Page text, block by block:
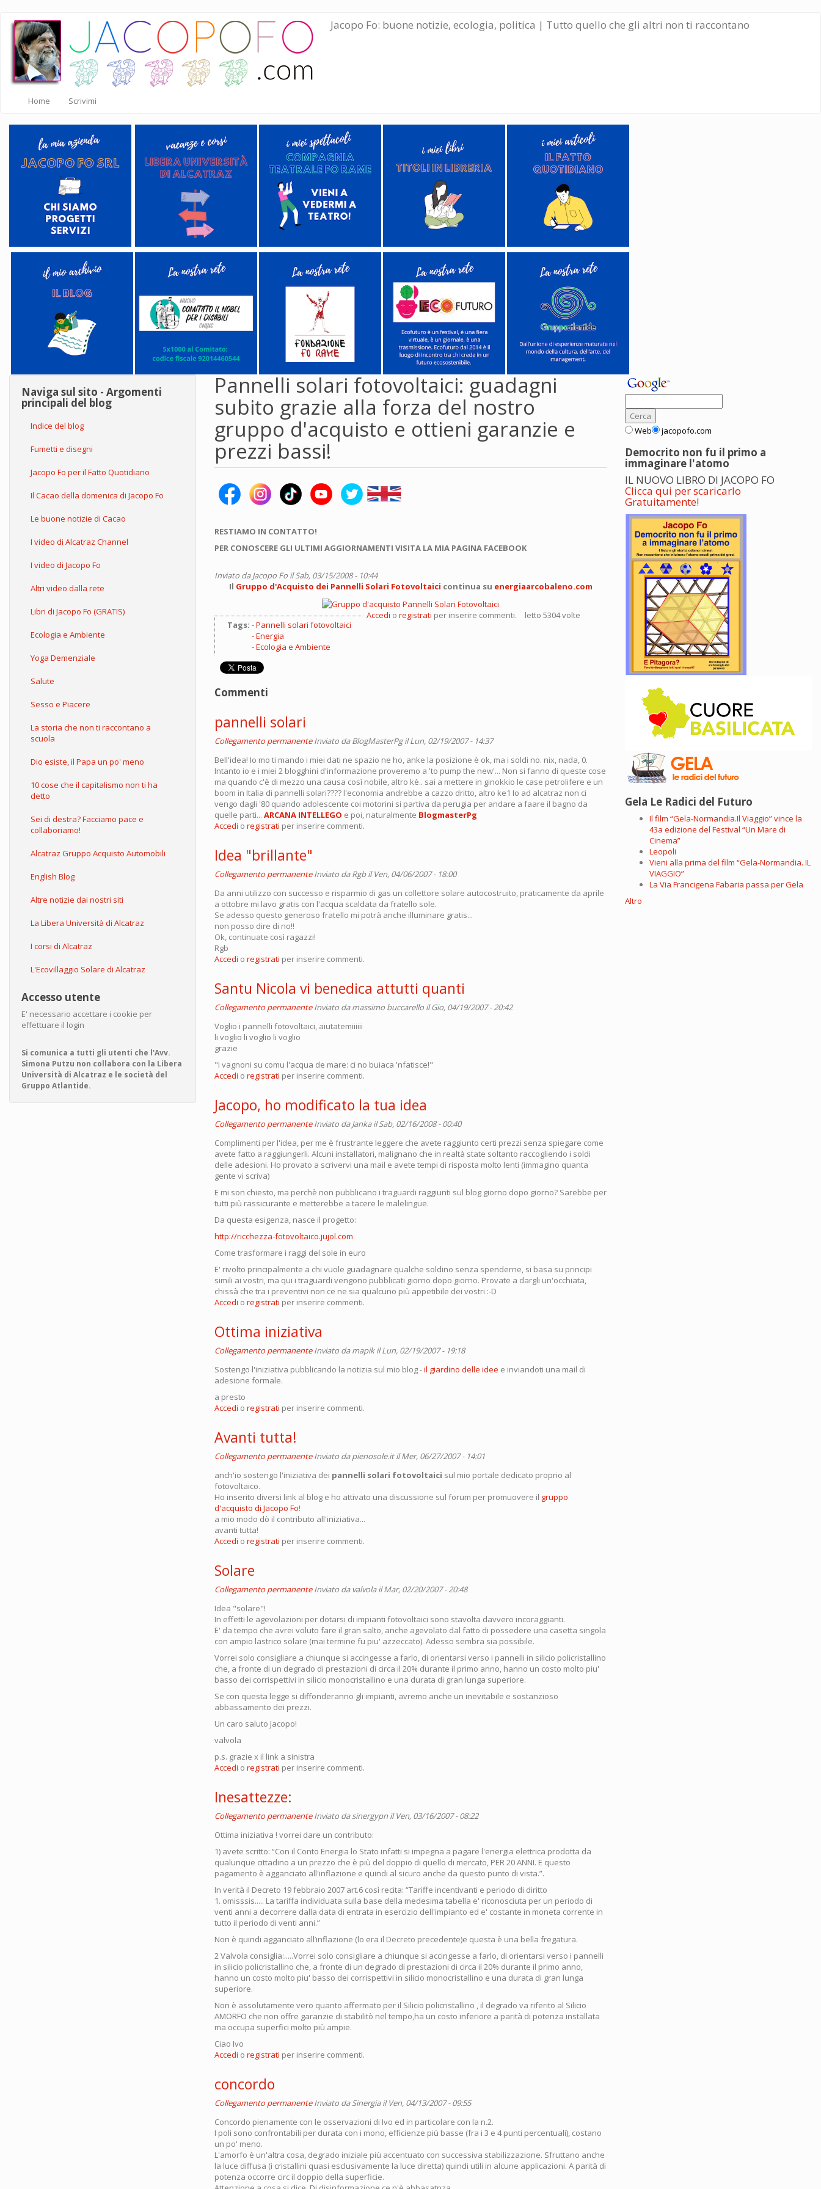
Salta
contenuto
principale
Jacopo Fo: buone notizie, ecologia, politica | Tutto quello che gli altri non ti raccontano
Home Scrivimi
Naviga sul sito - Argomenti
principali del blog
Indice del blog
Fumetti e disegni
Jacopo Fo per il Fatto Quotidiano
Il Cacao della domenica di Jacopo Fo
Le buone notizie di Cacao
I video di Alcatraz Channel
I video di Jacopo Fo
Altri video dalla rete
Libri di Jacopo Fo (GRATIS)
Ecologia e Ambiente
Yoga Demenziale
Salute
Sesso e Piacere
La storia che non ti raccontano a
scuola
Dio esiste, il Papa un po' meno
10 cose che il capitalismo non ti ha
detto
Sei di destra? Facciamo pace e
collaboriamo!
Alcatraz Gruppo Acquisto Automobili
English Blog
Altre notizie dai nostri siti
La Libera Università di Alcatraz
I corsi di Alcatraz
L'Ecovillaggio Solare di Alcatraz
Accesso utente
E' necessario accettare i cookie per
effettuare il login
Si comunica a tutti gli utenti che l'Avv.
Simona Putzu non collabora con la Libera
Università di Alcatraz e le società del
Gruppo Atlantide.
Pannelli solari fotovoltaici: guadagni
subito grazie alla forza del nostro
gruppo d'acquisto e ottieni garanzie e
prezzi bassi!
RESTIAMO IN CONTATTO!
PER CONOSCERE GLI ULTIMI AGGIORNAMENTI VISITA LA MIA PAGINA FACEBOOK
Inviato daJacopo Fo il Sab, 03/15/2008 - 10:44
Il Gruppo d'Acquisto dei Pannelli Solari Fotovoltaici continua su energiaarcobaleno.com
Tags:
Pannelli solari fotovoltaici
Energia
Ecologia e Ambiente
Accedi o registrati per inserire commenti. letto 5304 volte
Commenti
pannelli solari
Collegamento permanente Inviato daBlogMasterPgil Lun, 02/19/2007 - 14:37
Bell'idea! Io mo ti mando i miei dati ne spazio ne ho, anke la posizione è ok, ma i soldi no. nix, nada, 0.
Intanto io e i miei 2 blogghini d'informazione proveremo a 'to pump the new'... Non si fanno di queste cose
ma quando c'è di mezzo una causa così nobile, altro kè.. sai a mettere in ginokkio le case petrolifere e un
boom in Italia di pannelli solari???? l'economia andrebbe a cazzo dritto, altro ke1 Io ad alcatraz non ci
vengo dagli '80 quando adolescente coi motorini si partiva da perugia per andare a faare il bagno da
quelle parti... ARCANA INTELLEGO e poi, naturalmente BlogmasterPg
Accedi o registrati per inserire commenti.
Idea "brillante"
Collegamento permanente Inviato daRgbil Ven, 04/06/2007 - 18:00
Da anni utilizzo con successo e risparmio di gas un collettore solare autocostruito, praticamente da aprile
a ottobre mi lavo gratis con l'acqua scaldata da fratello sole.
Se adesso questo generoso fratello mi potrà anche illuminare gratis...
non posso dire di no!!
Ok, continuate così ragazzi!
Rgb
Accedi o registrati per inserire commenti.
Santu Nicola vi benedica attutti quanti
Collegamento permanente Inviato damassimo buccarello il Gio, 04/19/2007 - 20:42
Voglio i pannelli fotovoltaici, aiutatemiiiiii
li voglio li voglio li voglio
grazie
"i vagnoni su comu l'acqua de mare: ci no buiaca 'nfatisce!"
Accedi o registrati per inserire commenti.
Jacopo, ho modificato la tua idea
Collegamento permanente Inviato daJankail Sab, 02/16/2008 - 00:40
Complimenti per l'idea, per me è frustrante leggere che avete raggiunto certi prezzi senza spiegare come
avete fatto a raggiungerli. Alcuni installatori, malignano che in realtà state soltanto raccogliendo i soldi
delle adesioni. Ho provato a scrivervi una mail e avete tempi di risposta molto lenti (immagino quanta
gente vi scriva)
E mi son chiesto, ma perchè non pubblicano i traguardi raggiunti sul blog giorno dopo giorno? Sarebbe per
tutti più rassicurante e metterebbe a tacere le malelingue.
Da questa esigenza, nasce il progetto:
http://ricchezza-fotovoltaico.jujol.com
Come trasformare i raggi del sole in euro
E' rivolto principalmente a chi vuole guadagnare qualche soldino senza spenderne, si basa su principi
simili ai vostri, ma qui i traguardi vengono pubblicati giorno dopo giorno. Provate a dargli un'occhiata,
chissà che tra i preventivi non ce ne sia qualcuno più appetibile dei vostri :-D
Accedi o registrati per inserire commenti.
Ottima iniziativa
Collegamento permanente Inviato damapikil Lun, 02/19/2007 - 19:18
Sostengo l'iniziativa pubblicando la notizia sul mio blog -il giardino delle idee e inviandoti una mail di
adesione formale.
a presto
Accedi o registrati per inserire commenti.
Avanti tutta!
Collegamento permanente Inviato dapienosole.itil Mer, 06/27/2007 - 14:01
anch'io sostengo l'iniziativa dei pannelli solari fotovoltaici sul mio portale dedicato proprio al
fotovoltaico.
Ho inserito diversi link al blog e ho attivato una discussione sul forum per promuovere il gruppo
d'acquisto di Jacopo Fo!
a mio modo dò il contributo all'iniziativa...
avanti tutta!
Accedi o registrati per inserire commenti.
Solare
Collegamento permanente Inviato davalvolail Mar, 02/20/2007 - 20:48
Idea "solare"!
In effetti le agevolazioni per dotarsi di impianti fotovoltaici sono stavolta davvero incoraggianti.
E' da tempo che avrei voluto fare il gran salto, anche agevolato dal fatto di possedere una casetta singola
con ampio lastrico solare (mai termine fu piu' azzeccato). Adesso sembra sia possibile.
Vorrei solo consigliare a chiunque si accingesse a farlo, di orientarsi verso i pannelli in silicio policristallino
che, a fronte di un degrado di prestazioni di circa il 20% durante il primo anno, hanno un costo molto piu'
basso dei corrispettivi in silicio monocristallino e una durata di gran lunga superiore.
Se con questa legge si diffonderanno gli impianti, avremo anche un inevitabile e sostanzioso
abbassamento dei prezzi.
Un caro saluto Jacopo!
valvola
p.s. grazie x il link a sinistra
Accedi o registrati per inserire commenti.
Inesattezze:
Collegamento permanente Inviato da sinergypn il Ven, 03/16/2007 - 08:22
Ottima iniziativa ! vorrei dare un contributo:
1) avete scritto: “Con il Conto Energia lo Stato infatti si impegna a pagare l'energia elettrica prodotta da
qualunque cittadino a un prezzo che è più del doppio di quello di mercato, PER 20 ANNI. E questo
pagamento è agganciato all'inflazione e quindi al sicuro anche da questo punto di vista.”.
In verità il Decreto 19 febbraio 2007 art.6 così recita: “Tariffe incentivanti e periodo di diritto
1. omisssis..... La tariffa individuata sulla base della medesima tabella e' riconosciuta per un periodo di
venti anni a decorrere dalla data di entrata in esercizio dell'impianto ed e' costante in moneta corrente in
tutto il periodo di venti anni.”
Non è quindi agganciato all’inflazione (lo era il Decreto precedente)e questa è una bella fregatura.
2 Valvola consiglia:.....Vorrei solo consigliare a chiunque si accingesse a farlo, di orientarsi verso i pannelli
in silicio policristallino che, a fronte di un degrado di prestazioni di circa il 20% durante il primo anno,
hanno un costo molto piu' basso dei corrispettivi in silicio monocristallino e una durata di gran lunga
superiore.
Non è assolutamente vero quanto affermato per il Silicio policristallino , il degrado va riferito al Silicio
AMORFO che non offre garanzie di stabilitò nel tempo,ha un costo inferiore a parità di potenza installata
ma occupa superfici molto più ampie.
Ciao Ivo
Accedi o registrati per inserire commenti.
concordo
Collegamento permanente Inviato da Sinergiail Ven, 04/13/2007 - 09:55
Concordo pienamente con le osservazioni di Ivo ed in particolare con la n.2.
I poli sono confrontabili per durata con i mono, efficienze più basse (fra i 3 e 4 punti percentuali), costano
un po' meno.
L'amorfo è un'altra cosa, degrado iniziale più accentuato con successiva stabilizzazione. Sfruttano anche
la luce diffusa (i cristallini quasi esclusivamente la luce diretta) quindi utili in alcune applicazioni. A parità di
potenza occorre circ il doppio della superficie.
Web jacopofo.com
Democrito non fu il primo a
immaginare l'atomo
IL NUOVO LIBRO DI JACOPO FO
Clicca qui per scaricarlo
Gratuitamente!
Gela Le Radici del Futuro
Il film “Gela-Normandia.Il Viaggio” vince la
43a edizione del Festival “Un Mare di
Cinema”
Leopoli
Vieni alla prima del film “Gela-Normandia. IL
VIAGGIO”
La Via Francigena Fabaria passa per Gela
Altro